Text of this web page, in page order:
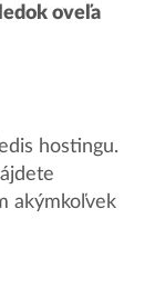
oveľa
hostingu.
akýmkoľvek